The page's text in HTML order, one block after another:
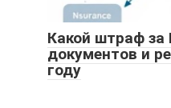
Какой штраф за
документов и
году